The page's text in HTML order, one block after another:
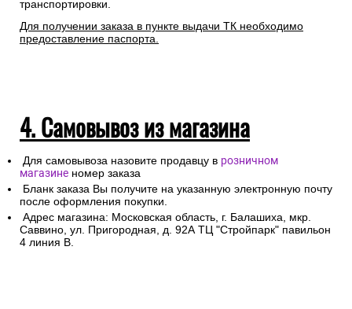
транспортировки.
Для получении заказа в пункте выдачи ТК необходимо
предоставление паспорта.
4. Самовывоз из магазина
Для самовывоза назовите продавцу в розничном
магазине номер заказа
Бланк заказа Вы получите на указанную электронную почту
после оформления покупки.
Адрес магазина: Московская область, г. Балашиха, мкр.
Саввино, ул. Пригородная, д. 92А ТЦ "Стройпарк" павильон
4 линия В.